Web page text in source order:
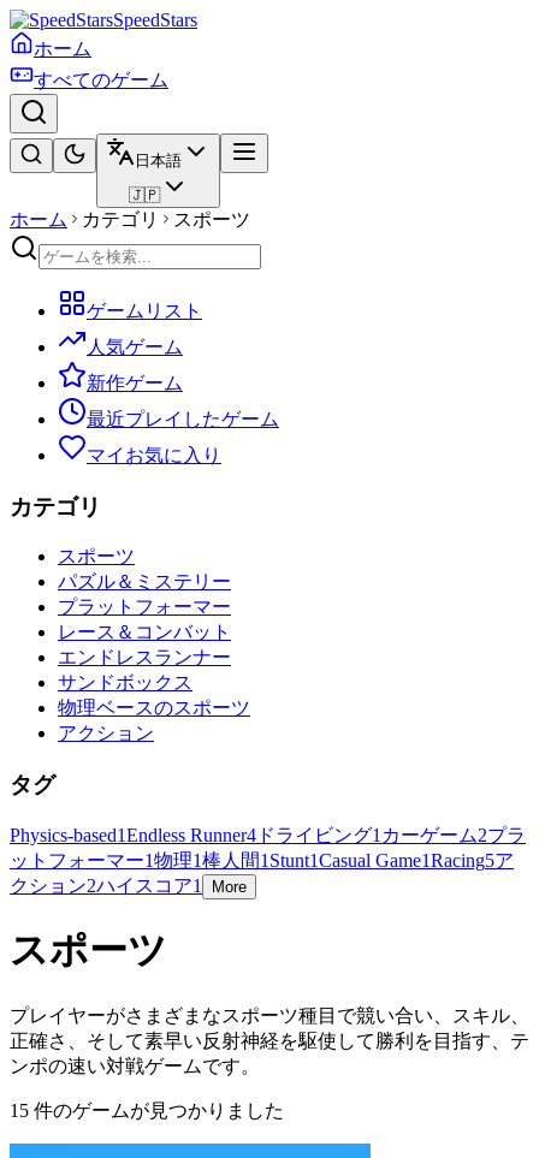
SpeedStars
ホーム
すべてのゲーム
日本語
🇯🇵
ホーム カテゴリ スポーツ
ゲームリスト
人気ゲーム
新作ゲーム
最近プレイしたゲーム
マイお気に入り
カテゴリ
スポーツ
パズル＆ミステリー
プラットフォーマー
レース＆コンバット
エンドレスランナー
サンドボックス
物理ベースのスポーツ
アクション
タグ
Physics-based1Endless Runner4 ドライビング1 カーゲーム2プラ
ットフォーマー1物理1棒人間1 Stunt1Casual Game1Racing5ア
クション2ハイスコア1 More
スポーツ
プレイヤーがさまざまなスポーツ種目で競い合い、スキル、
正確さ、そして素早い反射神経を駆使して勝利を目指す、テ
ンポの速い対戦ゲームです。
15 件のゲームが見つかりました